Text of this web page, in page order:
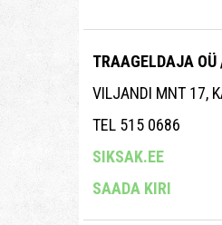
TRAAGELDAJA OÜ
VILJANDI MNT 17,
TEL 515 0686
SIKSAK.EE
SAADA KIRI